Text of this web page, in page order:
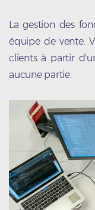
La gestion des
équipe de vente.
clients à partir
aucune partie.